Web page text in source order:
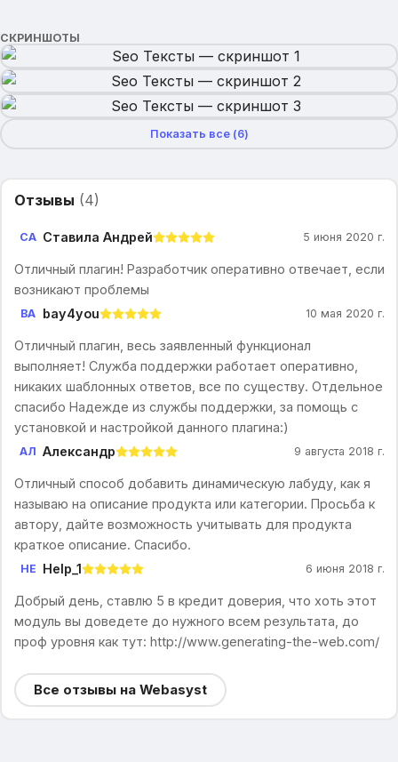
СКРИНШОТЫ
Показать все (6)
Отзывы (4)
СА Ставила Андрей 5 июня 2020 г.
Отличный плагин! Разработчик оперативно отвечает, если
возникают проблемы
BA bay4you 10 мая 2020 г.
Отличный плагин, весь заявленный функционал
выполняет! Служба поддержки работает оперативно,
никаких шаблонных ответов, все по существу. Отдельное
спасибо Надежде из службы поддержки, за помощь с
установкой и настройкой данного плагина:)
АЛ Александр 9 августа 2018 г.
Отличный способ добавить динамическую лабуду, как я
называю на описание продукта или категории. Просьба к
автору, дайте возможность учитывать для продукта
краткое описание. Спасибо.
HE Help_1 6 июня 2018 г.
Добрый день, ставлю 5 в кредит доверия, что хоть этот
модуль вы доведете до нужного всем результата, до
проф уровня как тут: http://www.generating-the-web.com/
Все отзывы на Webasyst